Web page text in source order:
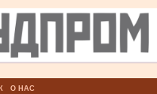
О НАС